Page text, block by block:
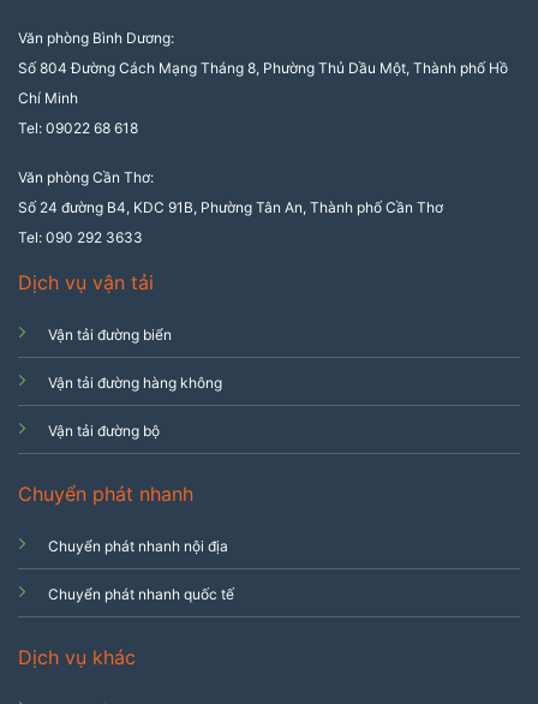
Văn phòng Bình Dương:
Số 804 Đường Cách Mạng Tháng 8, Phường Thủ Dầu Một, Thành phố Hồ
Chí Minh
Tel: 09022 68 618
Văn phòng Cần Thơ:
Số 24 đường B4, KDC 91B, Phường Tân An, Thành phố Cần Thơ
Tel: 090 292 3633
Dịch vụ vận tải
Vận tải đường biển
Vận tải đường hàng không
Vận tải đường bộ
Chuyển phát nhanh
Chuyển phát nhanh nội địa
Chuyển phát nhanh quốc tế
Dịch vụ khác